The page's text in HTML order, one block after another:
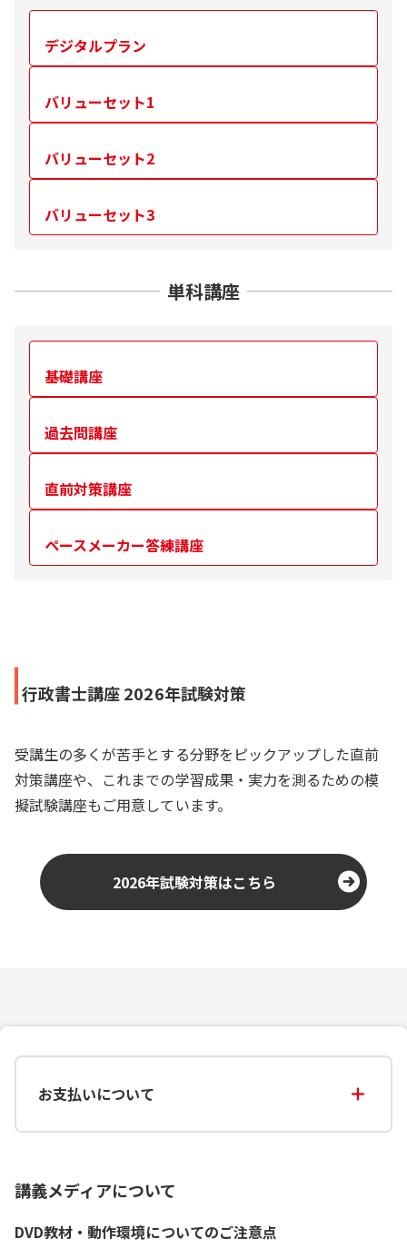
デジタルプラン
バリューセット1
バリューセット2
バリューセット3
単科講座
基礎講座
過去問講座
直前対策講座
ペースメーカー答練講座
行政書士講座 2026年試験対策
受講生の多くが苦手とする分野をピックアップした直前
対策講座や、これまでの学習成果・実力を測るための模
擬試験講座もご用意しています。
2026年試験対策はこちら
お支払いについて
講義メディアについて
DVD教材・動作環境についてのご注意点